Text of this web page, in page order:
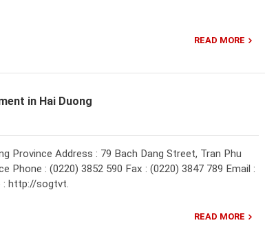
READ MORE
in Hai Duong
Province Address : 79 Bach Dang Street, Tran Phu
Phone : (0220) 3852 590 Fax : (0220) 3847 789 Email :
: http://sogtvt.
READ MORE